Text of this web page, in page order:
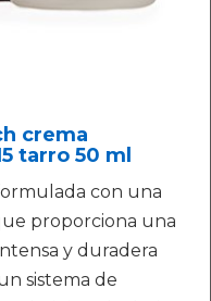
crema
tarro 50 ml
con una
proporciona una
y duradera
sistema de